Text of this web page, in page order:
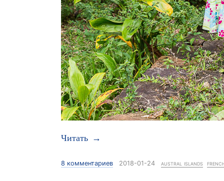
Читать →
8 комментариев к записи Остров Раиваваэ,
2018-01-24 austral islands